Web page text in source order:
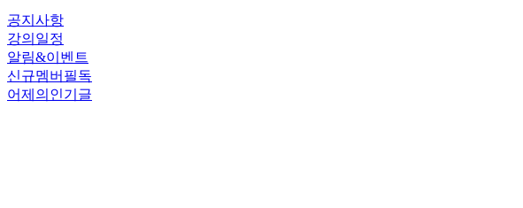
공지사항
강의일정
알림&이벤트
신규멤버필독
어제의인기글